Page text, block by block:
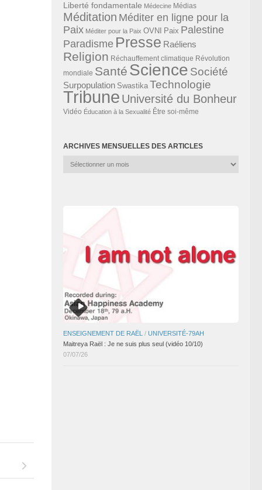
Liberté fondamentale Médecine Médias
Méditation Méditer en ligne pour la
Paix Méditer pour la Paix OVNI Paix Palestine
Paradisme Presse Raéliens
Religion Réchauffement climatique Révolution
mondiale Santé Science Société
Surpopulation Swastika Technologie
Tribune Université du Bonheur
Vidéo Éducation à la Sexualité Être soi-même
ARCHIVES MENSUELLES DES ARTICLES
Archives
ENSEIGNEMENT DE RAËL / UNIVERSITÉ-79AH
Maitreya Raël : Je ne suis plus seul (vidéo 10/10)
07/07/26